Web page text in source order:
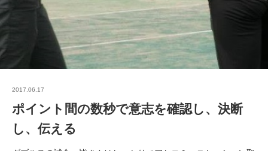
2017.06.17
ポイント間の数秒で意志を確認し、決断
し、伝える